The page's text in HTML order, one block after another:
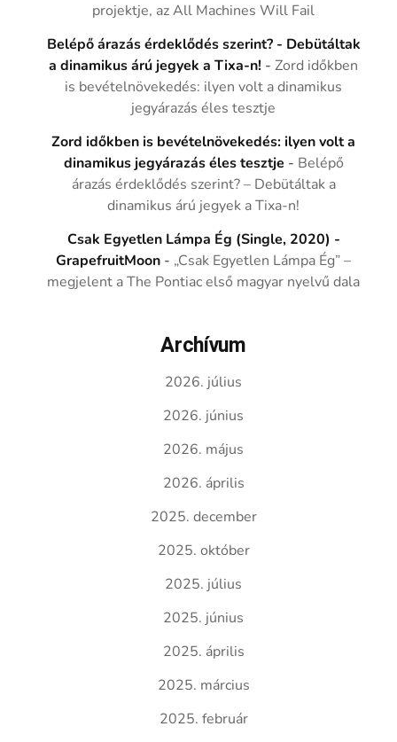
projektje, az All Machines Will Fail
Belépő árazás érdeklődés szerint? - Debütáltak
a dinamikus árú jegyek a Tixa-n! -Zord időkben
is bevételnövekedés: ilyen volt a dinamikus
jegyárazás éles tesztje
Zord időkben is bevételnövekedés: ilyen volt a
dinamikus jegyárazás éles tesztje - Belépő
árazás érdeklődés szerint? – Debütáltak a
dinamikus árú jegyek a Tixa-n!
Csak Egyetlen Lámpa Ég (Single, 2020) -
GrapefruitMoon - „Csak Egyetlen Lámpa Ég” –
megjelent a The Pontiac első magyar nyelvű dala
Archívum
2026. július
2026. június
2026. május
2026. április
2025. december
2025. október
2025. július
2025. június
2025. április
2025. március
2025. február